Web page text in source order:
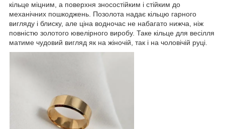
кільце міцним, а поверхня зносостійким і стійким до
механічних пошкоджень. Позолота надає кільцю гарного
вигляду і блиску, але ціна водночас не набагато нижча, ніж
повністю золотого ювелірного виробу. Таке кільце для весілля
матиме чудовий вигляд як на жіночій, так і на чоловічій руці.